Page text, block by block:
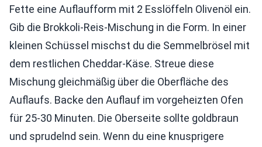
Fette eine Auflaufform mit 2 Esslöffeln Olivenöl ein.
Gib die Brokkoli-Reis-Mischung in die Form. In einer
kleinen Schüssel mischst du die Semmelbrösel mit
dem restlichen Cheddar-Käse. Streue diese
Mischung gleichmäßig über die Oberfläche des
Auflaufs. Backe den Auflauf im vorgeheizten Ofen
für 25-30 Minuten. Die Oberseite sollte goldbraun
und sprudelnd sein. Wenn du eine knusprigere